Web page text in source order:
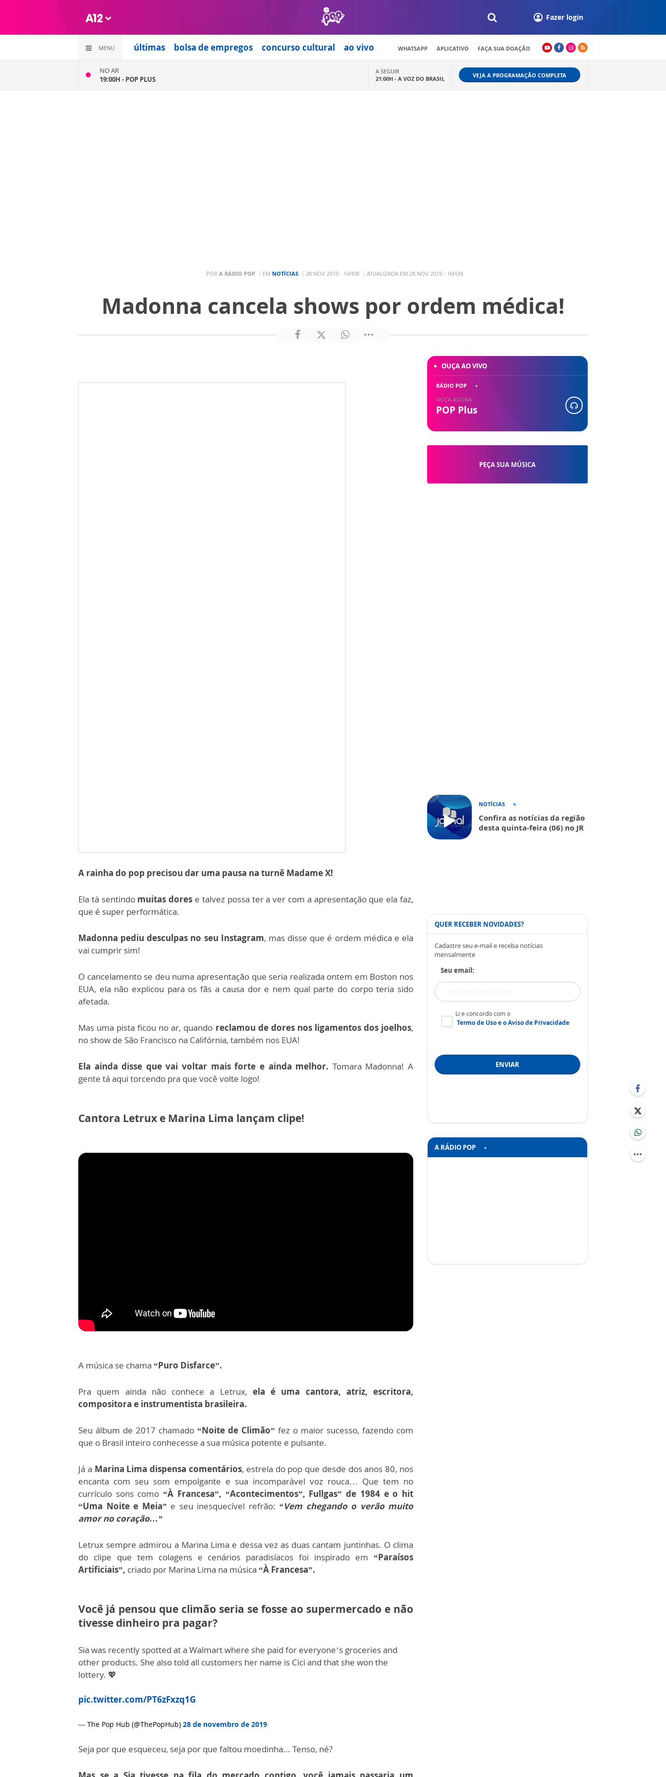
Fazer login
MENU últimas bolsa de empregos concurso cultural ao vivo WHATSAPP APLICATIVO FAÇA SUA DOAÇÃO
NO AR
19:00H - POP PLUS
A SEGUIR
21:00H - A VOZ DO BRASIL VEJA A PROGRAMAÇÃO COMPLETA
POR A RÁDIO POP EM NOTÍCIAS 28 NOV 2019 - 16H08 ATUALIZADA EM 28 NOV 2019 - 16H34
Madonna cancela shows por ordem médica!
A rainha do pop precisou dar uma pausa na turnê Madame X!
Ela tá sentindomuitas dores e talvez possa ter a ver com a apresentação que ela faz,
que é super performática.
Madonna pediu desculpas no seu Instagram, mas disse que é ordem médica e ela
vai cumprir sim!
O cancelamento se deu numa apresentação que seria realizada ontem em Boston nos
EUA, ela não explicou para os fãs a causa dor e nem qual parte do corpo teria sido
afetada.
Mas uma pista ficou no ar, quando reclamou de dores nos ligamentos dos joelhos,
no show de São Francisco na Califórnia, também nos EUA!
Ela ainda disse que vai voltar mais forte e ainda melhor. Tomara Madonna! A
gente tá aqui torcendo pra que você volte logo!
Cantora Letrux e Marina Lima lançam clipe!
A música se chama “Puro Disfarce”.
Pra quem ainda não conhece a Letrux, ela é uma cantora, atriz, escritora,
compositora e instrumentista brasileira.
Seu álbum de 2017 chamado “Noite de Climão” fez o maior sucesso, fazendo com
que o Brasil inteiro conhecesse a sua música potente e pulsante.
Já a Marina Lima dispensa comentários, estrela do pop que desde dos anos 80, nos
encanta com seu som empolgante e sua incomparável voz rouca… Que tem no
currículo sons como“À Francesa”, “Acontecimentos”, Fullgas” de 1984 e o hit
“Uma Noite e Meia” e seu inesquecível refrão: “Vem chegando o verão muito
amor no coração…”
Letrux sempre admirou a Marina Lima e dessa vez as duas cantam juntinhas. O clima
do clipe que tem colagens e cenários paradisíacos foi inspirado em “Paraísos
Artificiais”, criado por Marina Lima na música “À Francesa”.
Você já pensou que climão seria se fosse ao supermercado e não
tivesse dinheiro pra pagar?
Sia was recently spotted at a Walmart where she paid for everyone’s groceries and
other products. She also told all customers her name is Cici and that she won the
lottery. 💖
pic.twitter.com/PT6zFxzq1G
— The Pop Hub (@ThePopHub) 28 de novembro de 2019
Seja por que esqueceu, seja por que faltou moedinha... Tenso, né?
PEÇA SUA MÚSICA
OUÇA AO VIVO
RÁDIO POP
OUÇA AGORA
POP Plus
NOTÍCIAS
Confira as notícias da região
desta quinta-feira (06) no JR
QUER RECEBER NOVIDADES?
Cadastre seu e-mail e receba notícias
mensalmente
Seu email:
Li e concordo com o
Termo de Usoe oAviso de Privacidade
ENVIAR
A RÁDIO POP